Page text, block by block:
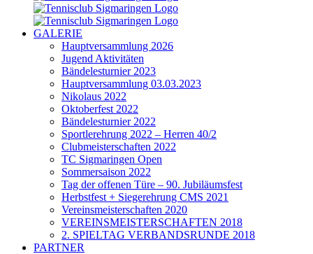
GALERIE
Hauptversammlung 2026
Jugend Aktivitäten
Bändelesturnier 2023
Hauptversammlung 03.03.2023
Nikolaus 2022
Oktoberfest 2022
Bändelesturnier 2022
Sportlerehrung 2022 – Herren 40/2
Clubmeisterschaften 2022
TC Sigmaringen Open
Sommersaison 2022
Tag der offenen Türe – 90. Jubiläumsfest
Herbstfest + Siegerehrung CMS 2021
Vereinsmeisterschaften 2020
VEREINSMEISTERSCHAFTEN 2018
2. SPIELTAG VERBANDSRUNDE 2018
PARTNER